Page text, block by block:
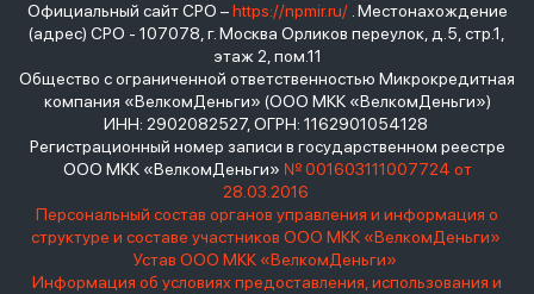
Официальный сайт СРО –https://npmir.ru/. Местонахождение
(адрес) СРО - 107078, г. Москва Орликов переулок, д.5, стр.1,
этаж 2, пом.11
Общество с ограниченной ответственностью Микрокредитная
компания «ВелкомДеньги» (ООО МКК «ВелкомДеньги»)
ИНН: 2902082527, ОГРН: 1162901054128
Регистрационный номер записи в государственном реестре
ООО МКК «ВелкомДеньги» № 001603111007724 от
28.03.2016
Персональный состав органов управления и информация о
структуре и составе участников ООО МКК «ВелкомДеньги»
Устав ООО МКК «ВелкомДеньги»
Информация об условиях предоставления, использования и